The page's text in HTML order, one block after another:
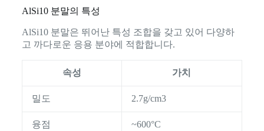
AlSi10 분말의 특성
AlSi10 분말은 뛰어난 특성 조합을 갖고 있어 다양하
고 까다로운 응용 분야에 적합합니다.
속성 가치
밀도 2.7g/cm3
융점 ~600°C